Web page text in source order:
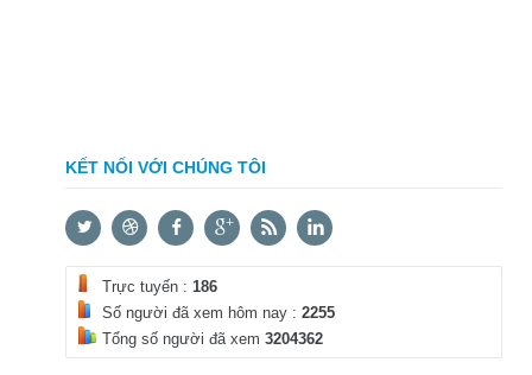
KẾT NỐI VỚI CHÚNG TÔI
Trực tuyến : 186
Số người đã xem hôm nay : 2255
Tổng số người đã xem 3204362